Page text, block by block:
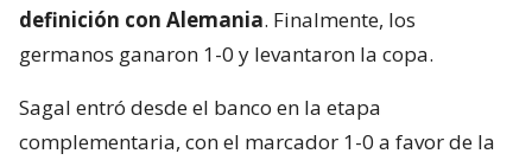
definición con Alemania. Finalmente, los
germanos ganaron 1-0 y levantaron la copa.
Sagal entró desde el banco en la etapa
complementaria, con el marcador 1-0 a favor de la